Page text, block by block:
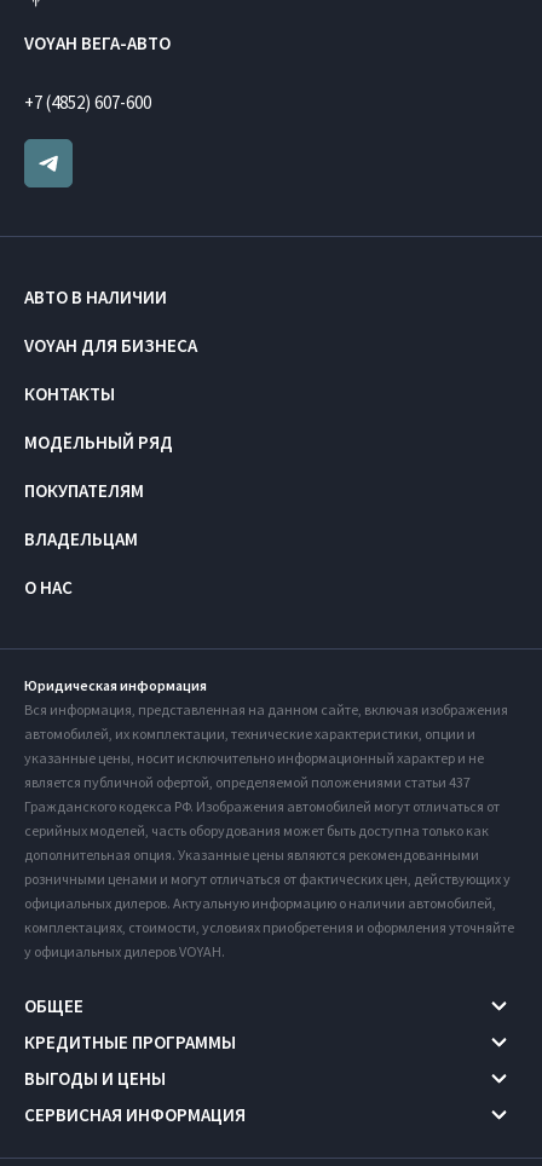
VOYAH ВЕГА-АВТО
+7 (4852) 607-600
АВТО В НАЛИЧИИ
VOYAH ДЛЯ БИЗНЕСА
КОНТАКТЫ
МОДЕЛЬНЫЙ РЯД
ПОКУПАТЕЛЯМ
ВЛАДЕЛЬЦАМ
О НАС
Юридическая информация
Вся информация, представленная на данном сайте, включая изображения
автомобилей, их комплектации, технические характеристики, опции и
указанные цены, носит исключительно информационный характер и не
является публичной офертой, определяемой положениями статьи 437
Гражданского кодекса РФ. Изображения автомобилей могут отличаться от
серийных моделей, часть оборудования может быть доступна только как
дополнительная опция. Указанные цены являются рекомендованными
розничными ценами и могут отличаться от фактических цен, действующих у
официальных дилеров. Актуальную информацию о наличии автомобилей,
комплектациях, стоимости, условиях приобретения и оформления уточняйте
у официальных дилеров VOYAH.
ОБЩЕЕ
КРЕДИТНЫЕ ПРОГРАММЫ
ВЫГОДЫ И ЦЕНЫ
СЕРВИСНАЯ ИНФОРМАЦИЯ